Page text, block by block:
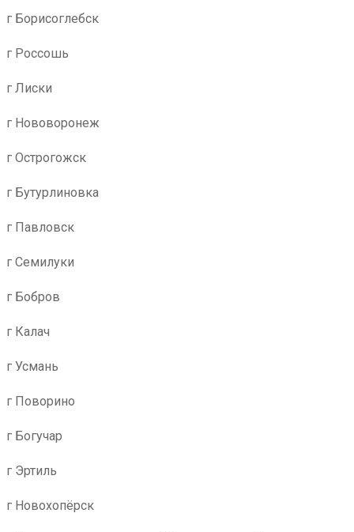
г Борисоглебск
г Россошь
г Лиски
г Нововоронеж
г Острогожск
г Бутурлиновка
г Павловск
г Семилуки
г Бобров
г Калач
г Усмань
г Поворино
г Богучар
г Эртиль
г Новохопёрск